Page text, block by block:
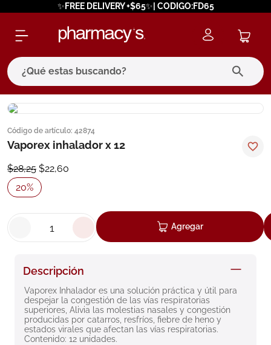
✨FREE DELIVERY +$65✨| CODIGO:FD65
¿Qué estas buscando?
Código de artículo: 42874
Vaporex inhalador x 12
$28,25 $22,60
20%
Agregar
Descripción
Vaporex Inhalador es una solución práctica y útil para
despejar la congestión de las vías respiratorias
superiores, Alivia las molestias nasales y congestión
producidas por catarros, resfríos, fiebre de heno y
estados virales que afectan las vías respiratorias.
Contenido: 12 unidades.
términos más buscados
1. eucerin
3. bioderma
4.
6. degraler
9. isdin
10.neumoflux